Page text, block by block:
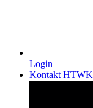
Login
Kontakt HTWK